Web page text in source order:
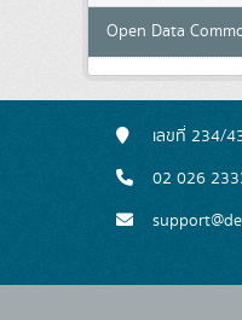
Open Data
เลขที่ 234/
02 026